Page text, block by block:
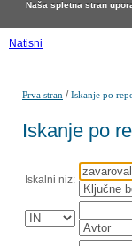
Naša spletna stran
Natisni
Prva stran /Iskanje po
Iskanje po
Iskalni niz: